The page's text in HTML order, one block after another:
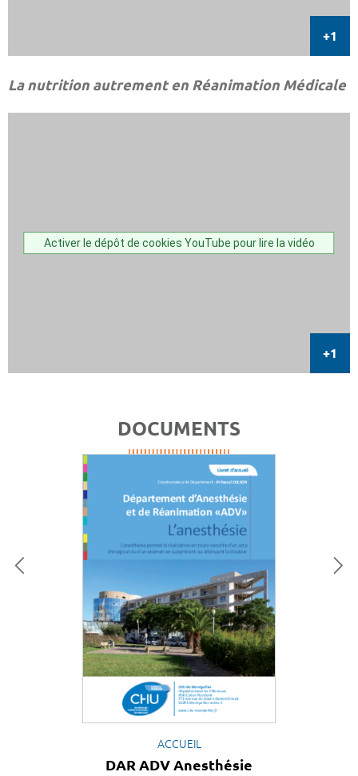
La nutrition autrement en Réanimation Médicale
Activer le dépôt de cookies YouTube pour lire la vidéo
DOCUMENTS
ACCUEIL
DAR ADV Anesthésie